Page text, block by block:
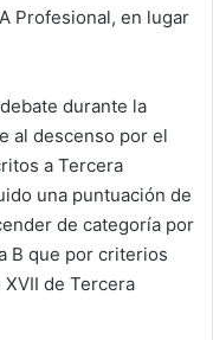
Profesional, en lugar
durante la
al descenso por el
a Tercera
una puntuación de
de categoría por
B que por criterios
de Tercera